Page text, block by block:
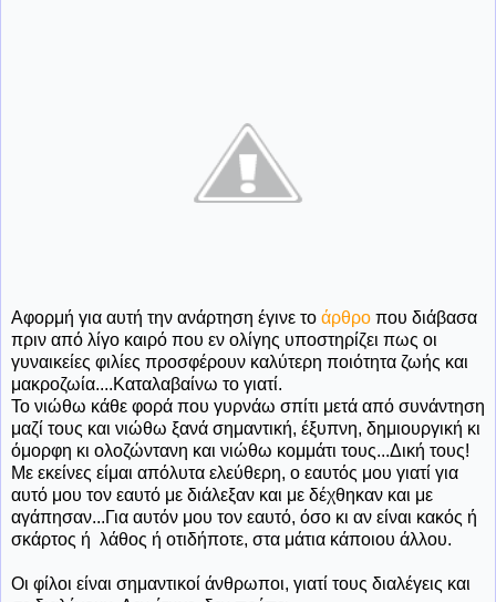
Αφορμή για αυτή την ανάρτηση έγινε το άρθρο που διάβασα
πριν από λίγο καιρό που εν ολίγης υποστηρίζει πως οι
γυναικείες φιλίες προσφέρουν καλύτερη ποιότητα ζωής και
μακροζωία....Καταλαβαίνω το γιατί.
Το νιώθω κάθε φορά που γυρνάω σπίτι μετά από συνάντηση
μαζί τους και νιώθω ξανά σημαντική, έξυπνη, δημιουργική κι
όμορφη κι ολοζώντανη και νιώθω κομμάτι τους...Δική τους!
Με εκείνες είμαι απόλυτα ελεύθερη, ο εαυτός μου γιατί για
αυτό μου τον εαυτό με διάλεξαν και με δέχθηκαν και με
αγάπησαν...Για αυτόν μου τον εαυτό, όσο κι αν είναι κακός ή
σκάρτος ή λάθος ή οτιδήποτε, στα μάτια κάποιου άλλου.
Οι φίλοι είναι σημαντικοί άνθρωποι, γιατί τους διαλέγεις και